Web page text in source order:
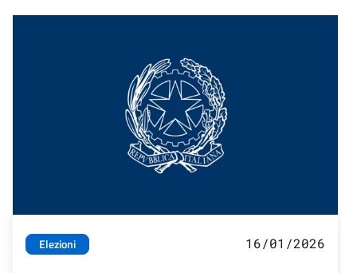
Elezioni 16/01/2026